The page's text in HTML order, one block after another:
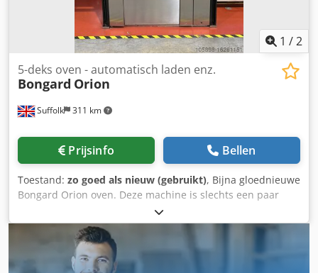
1 /2
Suffolk 311 km
5-deks oven - automatisch laden enz.
Bongard Orion
Prijsinfo Bellen
Toestand: zo goed als nieuw (gebruikt), Bijna gloednieuwe
Bongard Orion oven. Deze machine is slechts een paar
maanden gebruikt in een winkel in Londen. Zeer zeldzame
kans om er een te kopen in zo'n mooie staat en voor zo'n
goede prijs. Csdpfxetu Nv Ue Aarjha